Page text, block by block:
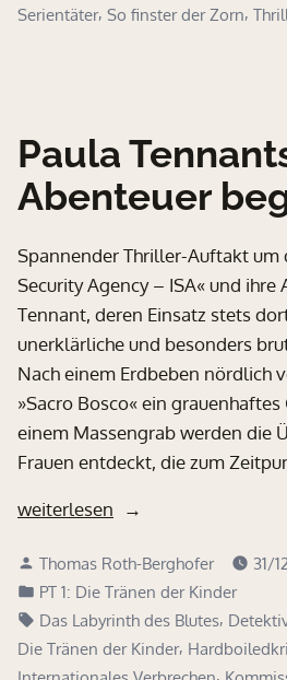
Serientäter, So finster der Zorn,
Paula
Abenteuer
Spannender Thriller-Auftakt um
Security Agency – ISA« und ihre
Tennant, deren Einsatz stets
unerklärliche und besonders
Nach einem Erdbeben nördlich
»Sacro Bosco« ein
einem Massengrab werden die
Frauen entdeckt, die zum
„Paula
erstes
Abenteuer
beginnt!“
weiterlesen
Verfasst
von
Thomas Roth-Berghofer
31/
Veröffentlicht
in
PT 1: Die Tränen der Kinder
Schlagwörter:
Das Labyrinth des Blutes,
Die Tränen der Kinder,
,